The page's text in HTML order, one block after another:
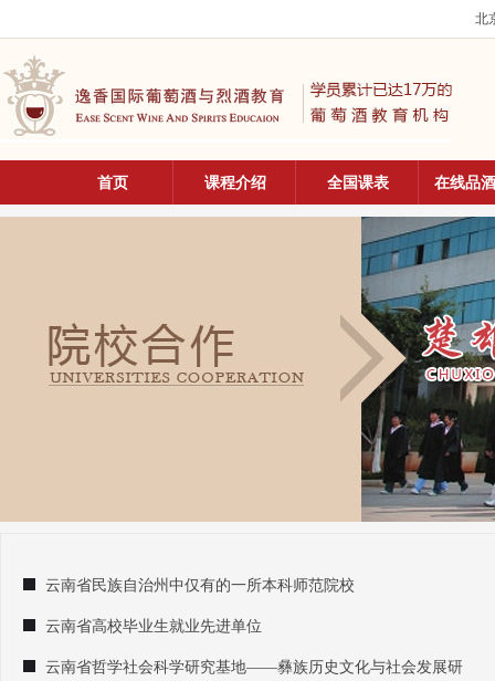
北
首页 课程介绍 全国课表 在线品
云南省民族自治州中仅有的一所本科师范院校
云南省高校毕业生就业先进单位
云南省哲学社会科学研究基地——彝族历史文化与社会发展研